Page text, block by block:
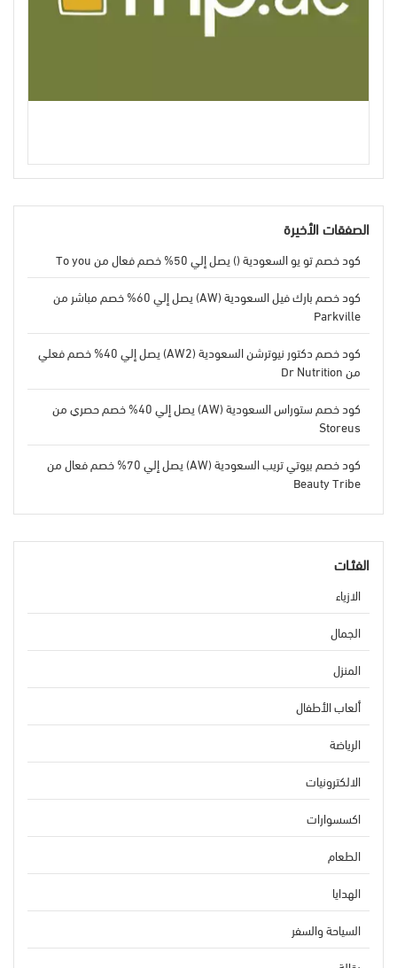
الصفقات الأخيرة
كود خصم تو يو السعودية () يصل إلي 50% خصم فعال من To you
كود خصم بارك فيل السعودية (AW) يصل إلي 60% خصم مباشر من
Parkville
كود خصم دكتور نيوترشن السعودية (AW2) يصل إلي 40% خصم فعلي
من Dr Nutrition
كود خصم ستوراس السعودية (AW) يصل إلي 40% خصم حصري من
Storeus
كود خصم بيوتي تريب السعودية (AW) يصل إلي 70% خصم فعال من
Beauty Tribe
الفئـات
الازياء
الجمال
المنزل
ألعاب الأطفال
الرياضة
الالكترونيات
اكسسوارات
الطعام
الهدايا
السياحة والسفر